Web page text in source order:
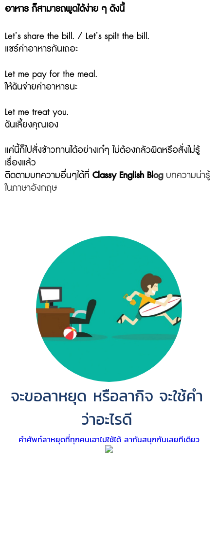
อาหาร ก็สามารถพูดได้ง่าย ๆ ดังนี้
Let’s share the bill. / Let’s spilt the bill.
แชร์ค่าอาหารกันเถอะ
Let me pay for the meal.
ให้ฉันจ่ายค่าอาหารนะ
Let me treat you.
ฉันเลี้ยงคุณเอง
แค่นี้ก็ไปสั่งข้าวทานได้อย่างเก๋ๆ ไม่ต้องกลัวผิดหรือสั่งไม่รู้
เรื่องแล้ว
ติดตามบทความอื่นๆได้ที่ Classy English Blogบทความน่ารู้
ในภาษาอังกฤษ
จะขอลาหยุด หรือลากิจ จะใช้คำ
ว่าอะไรดี
คำศัพท์ลาหยุดที่ทุกคนเอาไปใช้ได้ ลากันสนุกกันเลยทีเดียว